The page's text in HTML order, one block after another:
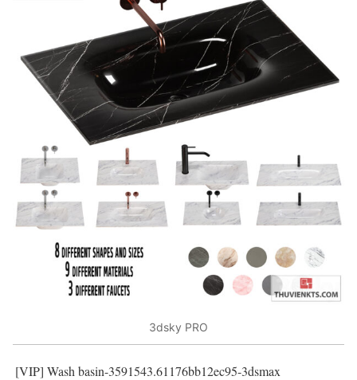
3dsky PRO
[VIP] Wash basin-3591543.61176bb12ec95-3dsmax